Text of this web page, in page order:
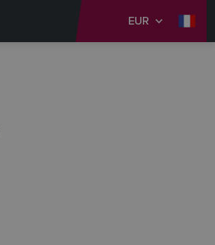
EUR